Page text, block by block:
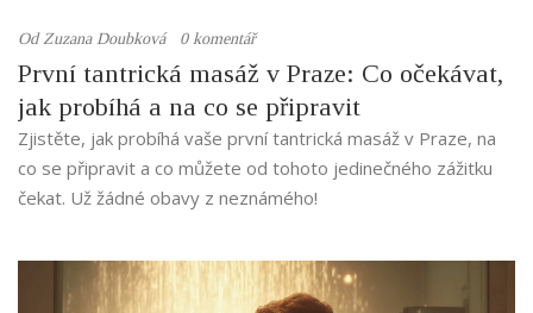
Od Zuzana Doubková 0 komentář
První tantrická masáž v Praze: Co očekávat,
jak probíhá a na co se připravit
Zjistěte, jak probíhá vaše první tantrická masáž v Praze, na
co se připravit a co můžete od tohoto jedinečného zážitku
čekat. Už žádné obavy z neznámého!